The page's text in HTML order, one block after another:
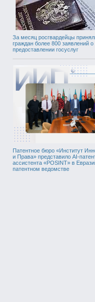
За месяц росгвардейцы
граждан более 800 заявлений о
предоставлении госуслуг
Патентное бюро «Институт
и Права» представило AI-
ассистента «POSINT» в
патентном ведомстве